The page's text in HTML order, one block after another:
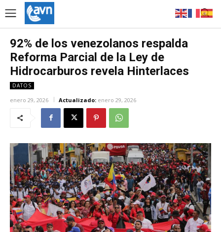
92% de los venezolanos respalda
Reforma Parcial de la Ley de
Hidrocarburos revela Hinterlaces
DATOS
enero 29, 2026 Actualizado: enero 29, 2026